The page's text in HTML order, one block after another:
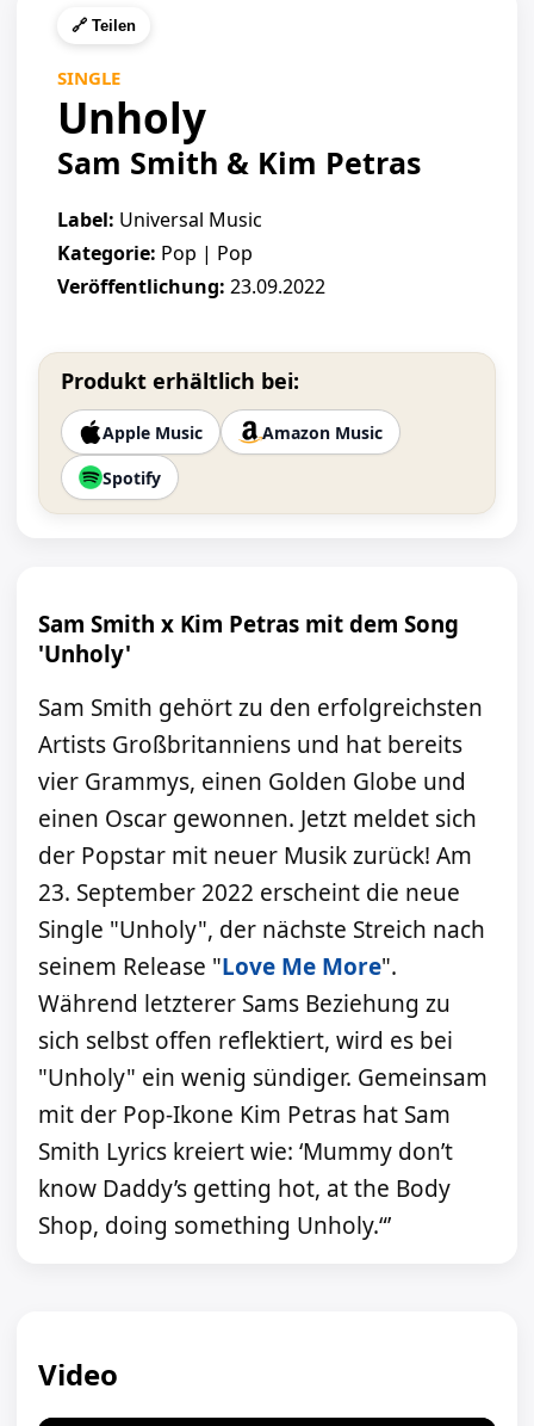
🔗 Teilen
SINGLE
Unholy
Sam Smith & Kim Petras
Label: Universal Music
Kategorie: Pop | Pop
Veröffentlichung: 23.09.2022
Produkt erhältlich bei:
Apple Music
Amazon Music
Spotify
Sam Smith x Kim Petras mit dem Song
'Unholy'
Sam Smith gehört zu den erfolgreichsten
Artists Großbritanniens und hat bereits
vier Grammys, einen Golden Globe und
einen Oscar gewonnen. Jetzt meldet sich
der Popstar mit neuer Musik zurück! Am
23. September 2022 erscheint die neue
Single "Unholy", der nächste Streich nach
seinem Release "Love Me More".
Während letzterer Sams Beziehung zu
sich selbst offen reflektiert, wird es bei
"Unholy" ein wenig sündiger. Gemeinsam
mit der Pop-Ikone Kim Petras hat Sam
Smith Lyrics kreiert wie: ‘Mummy don’t
know Daddy’s getting hot, at the Body
Shop, doing something Unholy.“’
Video